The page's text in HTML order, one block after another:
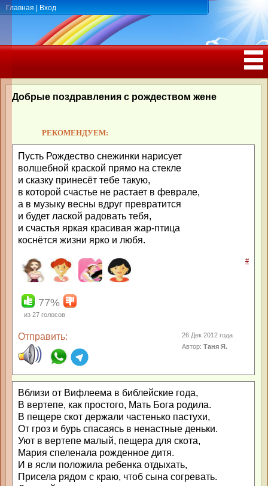
Главная Вход
РОЖДЕНИЯ, ЮБИЛЕЕМ
Добрые поздравления с рождеством жене
РЕКОМЕНДУЕМ:
Пусть Рождество снежинки нарисует
волшебной краской прямо на стекле
и сказку принесёт тебе такую,
в которой счастье не растает в феврале,
а в музыку весны вдруг превратится
и будет лаской радовать тебя,
и счастья яркая красивая жар-птица
коснётся жизни ярко и любя.
#
77%
из 27 голосов
Отправить:
26 Дек 2012 года
Автор:Таня Я.
Вблизи от Вифлеема в библейские года,
В вертепе, как простого, Мать Бога родила.
В пещере скот держали частенько пастухи,
От гроз и бурь спасаясь в ненастные деньки.
Уют в вертепе малый, пещера для скота,
Мария спеленала рожденное дитя.
И в ясли положила ребенка отдыхать,
Присела рядом с краю, чтоб сына согревать.